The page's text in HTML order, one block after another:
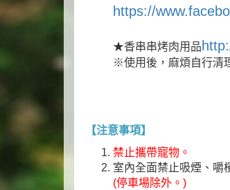
https://
★香串串烤肉用品
※使用後，麻煩自行清
【注意事項】
禁止攜帶寵物。
室內全面禁止吸煙、嚼
(停車場除外。)